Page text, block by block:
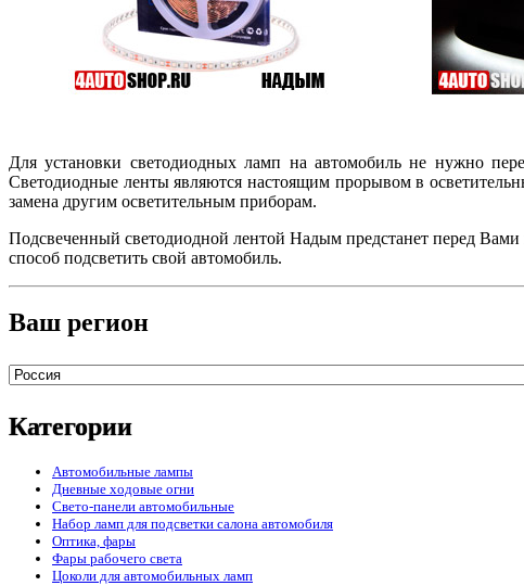
Для установки светодиодных ламп на автомобиль не нужно
Светодиодные ленты являются настоящим прорывом в
замена другим осветительным приборам.
Подсвеченный светодиодной лентой Надым предстанет перед Вами
способ подсветить свой автомобиль.
Ваш регион
Категории
Автомобильные лампы
Дневные ходовые огни
Свето-панели автомобильные
Набор ламп для подсветки салона автомобиля
Оптика, фары
Фары рабочего света
Цоколи для автомобильных ламп